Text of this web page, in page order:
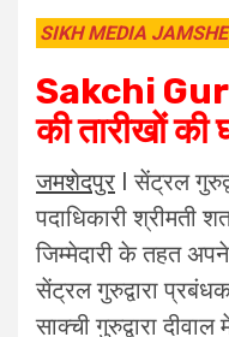
SIKH MEDIA
Sakchi
की तारीखों की
जमशेदपुर I सेंट्रल
पदाधिकारी श्रीमती
जिम्मेदारी के तहत
सेंट्रल गुरुद्वारा
साक्ची गुरुद्वारा